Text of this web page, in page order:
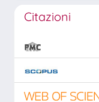
Citazioni